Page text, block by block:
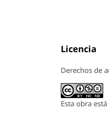
Licencia
Derechos de
Esta obra